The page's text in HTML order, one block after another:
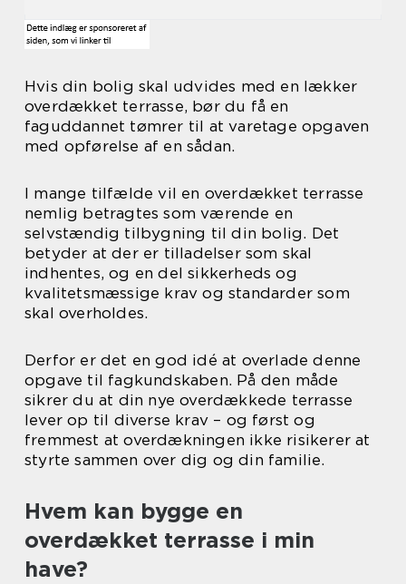
Hvis din bolig skal udvides med en lækker
overdækket terrasse, bør du få en
faguddannet tømrer til at varetage opgaven
med opførelse af en sådan.
I mange tilfælde vil en overdækket terrasse
nemlig betragtes som værende en
selvstændig tilbygning til din bolig. Det
betyder at der er tilladelser som skal
indhentes, og en del sikkerheds og
kvalitetsmæssige krav og standarder som
skal overholdes.
Derfor er det en god idé at overlade denne
opgave til fagkundskaben. På den måde
sikrer du at din nye overdækkede terrasse
lever op til diverse krav – og først og
fremmest at overdækningen ikke risikerer at
styrte sammen over dig og din familie.
Hvem kan bygge en
overdækket terrasse i min
have?